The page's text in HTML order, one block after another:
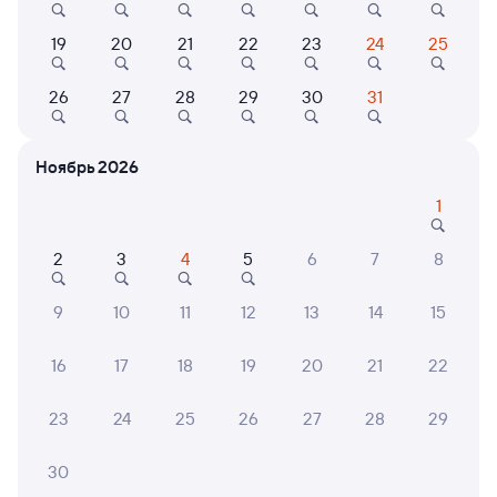
Выбор любимых мест на схемах вагонов
Подробные ответы на вопросы о поездке или
СМС-сопровождение до посадки в поезд
Оформление без регистрации на сайте
Частые вопросы
Что нужно, чтобы сесть в поезд?
Что делать, если ошибся при вводе данных
19 20 21 22 23 24 25
26 27 28 29 30 31
Ноябрь 2026
1
2 3 4 5 6 7 8
9 10 11 12 13 14 15
16 17 18 19 20 21 22
23 24 25 26 27 28 29
30